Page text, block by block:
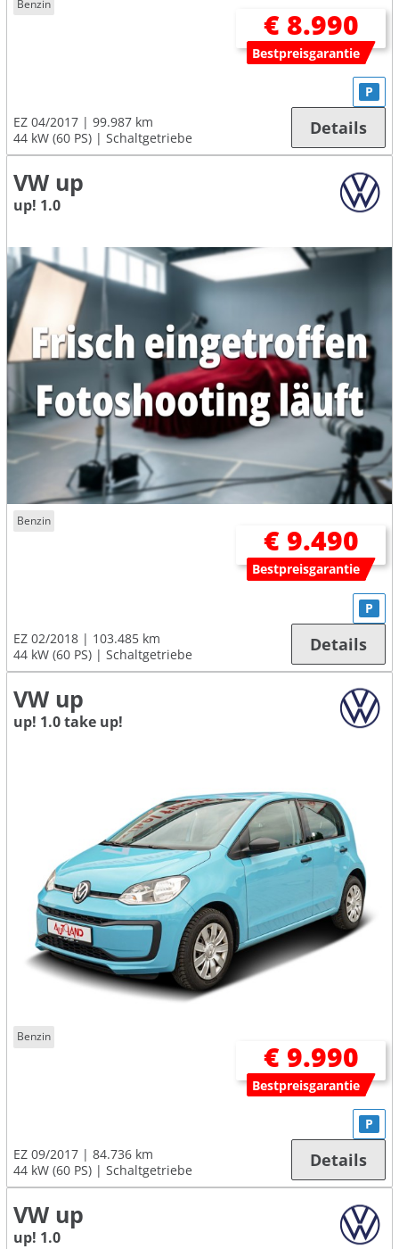
Benzin
€ 8.990
Bestpreisgarantie
EZ 04/2017
99.987 km
44 kW (60 PS)
Schaltgetriebe
P
Details
VW up
up! 1.0
Benzin
€ 9.490
Bestpreisgarantie
EZ 02/2018
103.485 km
44 kW (60 PS)
Schaltgetriebe
P
Details
VW up
up! 1.0 take up!
Benzin
€ 9.990
Bestpreisgarantie
EZ 09/2017
84.736 km
44 kW (60 PS)
Schaltgetriebe
P
Details
VW up
up! 1.0